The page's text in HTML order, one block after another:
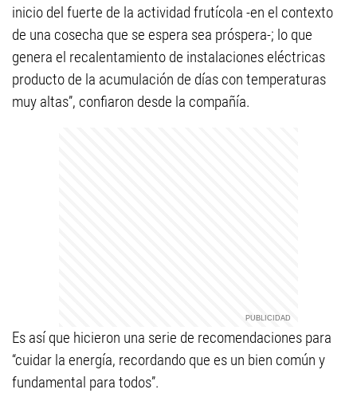
inicio del fuerte de la actividad frutícola -en el contexto
de una cosecha que se espera sea próspera-; lo que
genera el recalentamiento de instalaciones eléctricas
producto de la acumulación de días con temperaturas
muy altas”, confiaron desde la compañía.
Es así que hicieron una serie de recomendaciones para
“cuidar la energía, recordando que es un bien común y
fundamental para todos”.